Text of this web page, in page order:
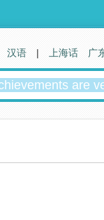
汉语 | 上海话 广